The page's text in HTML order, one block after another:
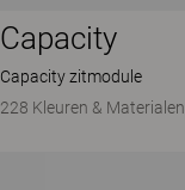
Capacity
Capacity zitmodule
228 Kleuren & Materialen